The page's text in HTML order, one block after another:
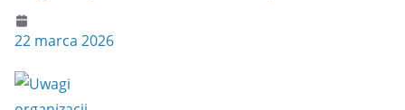
22 marca 2026